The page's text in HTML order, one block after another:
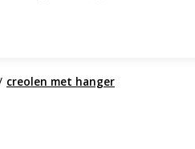
creolen met hanger